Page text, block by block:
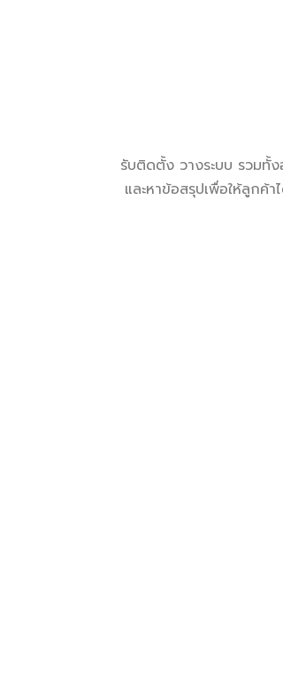
รับติดตั้ง วางระบบ รวมทั้
และหาข้อสรุปเพื่อให้ลูกค้